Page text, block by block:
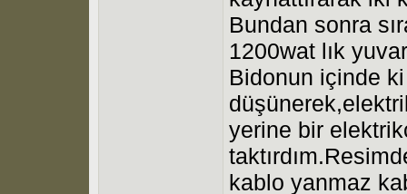
Bundan sonra
1200wat lık
Bidonun içinde
yerine bir
kablo yanmaz